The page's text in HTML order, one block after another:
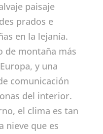
paisaje
prados e
en la lejanía.
de montaña más
y una
comunicación
del interior.
el clima es tan
nieve que es